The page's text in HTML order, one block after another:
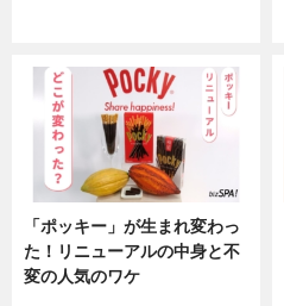
「ポッキー」が生まれ変わっ
た！リニューアルの中身と不
変の人気のワケ